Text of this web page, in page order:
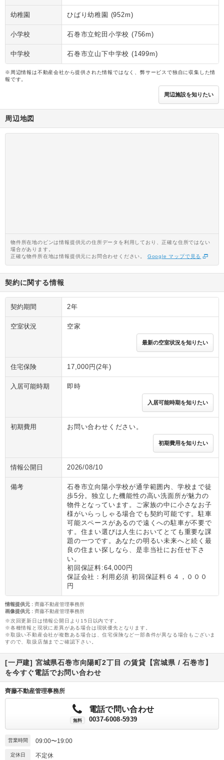
幼稚園 ひばり幼稚園 (952m)
小学校 石巻市立蛇田小学校 (756m)
中学校 石巻市立山下中学校 (1499m)
※周辺情報は不動産会社から提供された情報ではなく、弊サービスで独自に収集した情
報です。
周辺施設を知りたい
周辺地図
物件所在地のピンは情報提供元の住所データを利用しており、正確な住所ではない
場合があります。
正確な物件所在地は情報提供元にお問合わせください。 Google マップで見る
契約に関する情報
契約期間 2年
空室状況 空家
最新の空室状況を知りたい
住宅保険 17,000円(2年)
入居可能時期 即時
入居可能時期を知りたい
初期費用 お問い合わせください。
初期費用を知りたい
情報公開日 2026/08/10
備考
石巻市立向陽小学校が通学範囲内、学校まで徒
歩5分。独立した機能性の高い洗面所が魅力の
物件となっています。ご家族の中に小さなお子
様がいらっしゃる場合でも契約可能です。駐車
可能スペースがあるので遠くへの駐車が不要で
す。住まい選びは人生においてとても重要な課
題の一つです。あなたの明るい未来へと続く最
良の住まい探しなら、是非当社にお任せ下さ
い。
初回保証料:64,000円
保証会社：利用必須 初回保証料６４，０００
円
情報提供元 : 齊藤不動産管理事務所
画像提供元 : 齊藤不動産管理事務所
※次回更新日は情報公開日より15日以内です。
※各種情報と現状に差異がある場合は現状優先となります。
※取扱い不動産会社が複数ある場合は、住宅保険など一部条件が異なる場合もございま
すので、取扱店舗までご確認下さい。
[一戸建] 宮城県石巻市向陽町2丁目 の賃貸【宮城県 / 石巻市】
を今すぐ電話でお問い合わせ
齊藤不動産管理事務所
無料
電話で問い合わせ
0037-6008-5939
営業時間 09:00〜19:00
定休日 不定休